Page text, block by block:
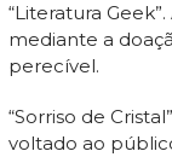
“Literatura
mediante a
perecível.
“Sorriso de
voltado ao